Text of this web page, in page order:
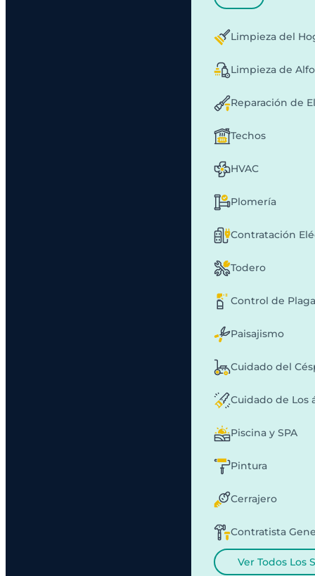
Limpieza del
Limpieza de
Reparación de
Techos
HVAC
Plomería
Contratación
Todero
Control de
Paisajismo
Cuidado del
Cuidado de Los
Piscina y SPA
Pintura
Cerrajero
Contratista
Ver Todos Los